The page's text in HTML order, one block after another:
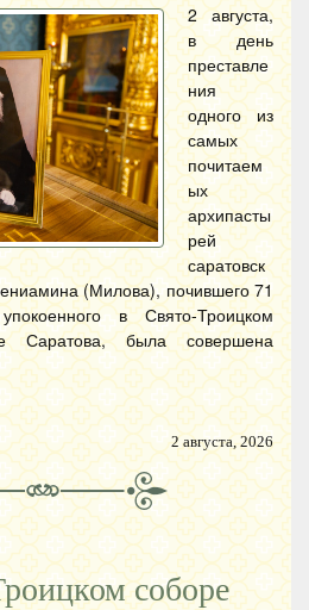
2 августа,
в день
преставле
ния
одного из
самых
почитаем
ых
архипасты
рей
саратовск
(Милова), почившего 71
в Свято-Троицком
Саратова, была совершена
2 августа, 2026
соборе